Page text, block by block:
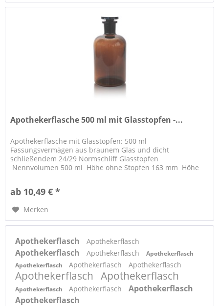
Apothekerflasche 500 ml mit Glasstopfen -...
Apothekerflasche mit Glasstopfen: 500 ml
Fassungsvermägen aus braunem Glas und dicht
schließendem 24/29 Normschliff Glasstopfen
Nennvolumen 500 ml Höhe ohne Stopfen 163 mm Höhe
ab 10,49 € *
Merken
Apothekerflasch Apothekerflasch
Apothekerflasch Apothekerflasch
Apothekerflasch
Apothekerflasch
Apothekerflasch Apothekerflasch
Apothekerflasch Apothekerflasch
Apothekerflasch Apothekerflasch
Apothekerflasch
Apothekerflasch